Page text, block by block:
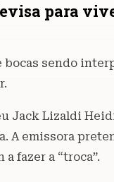
para
sendo
Jack Lizaldi
A emissora
fazer a “troca”.